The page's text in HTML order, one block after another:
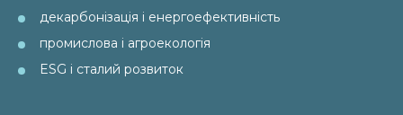
декарбонізація і енергоефективність
промислова і агроекологія
ESG і сталий розвиток